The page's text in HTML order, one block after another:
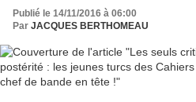
Publié le 14/11/2016 à 06:00
Par JACQUES BERTHOMEAU